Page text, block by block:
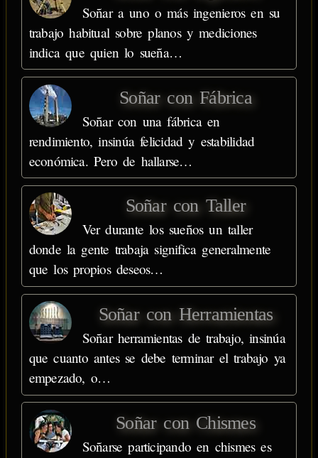
Soñar a uno o más ingenieros en su
trabajo habitual sobre planos y mediciones
indica que quien lo sueña…
Soñar con Fábrica
Soñar con una fábrica en
rendimiento, insinúa felicidad y estabilidad
económica. Pero de hallarse…
Soñar con Taller
Ver durante los sueños un taller
donde la gente trabaja significa generalmente
que los propios deseos…
Soñar con Herramientas
Soñar herramientas de trabajo, insinúa
que cuanto antes se debe terminar el trabajo ya
empezado, o…
Soñar con Chismes
Soñarse participando en chismes es